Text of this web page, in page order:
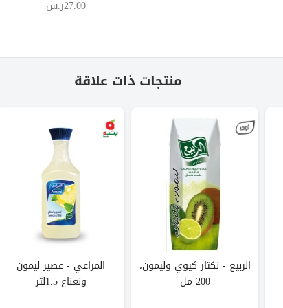
27.00ر.س
منتجات ذات علاقة
الربيع - نكتار كيوي وليمون،
200 مل
المراعي - عصير ليمون
ونعناع 1.5لتر